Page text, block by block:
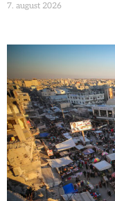
7. august 2026